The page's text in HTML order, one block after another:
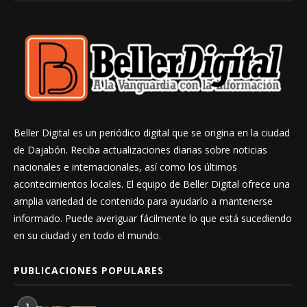
Beller Digital es un periódico digital que se origina en la ciudad
de Dajabón. Reciba actualizaciones diarias sobre noticias
nacionales e internacionales, así como los últimos
acontecimientos locales. El equipo de Beller Digital ofrece una
amplia variedad de contenido para ayudarlo a mantenerse
informado. Puede averiguar fácilmente lo que está sucediendo
en su ciudad y en todo el mundo.
PUBLICACIONES POPULARES